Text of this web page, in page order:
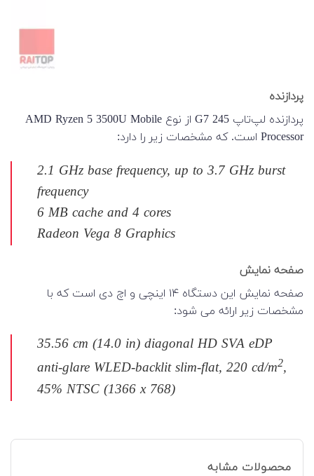
پردازنده
پردازنده لپ‌تاپ 245 G7 از نوع AMD Ryzen 5 3500U Mobile
Processor است. که مشخصات زیر را دارد:
2.1 GHz base frequency, up to 3.7 GHz burst
frequency
6 MB cache and 4 cores
Radeon Vega 8 Graphics
صفحه نمایش
صفحه نمایش این دستگاه ۱۴ اینچی و اچ دی است که با
مشخصات زیر ارائه می شود:
35.56 cm (14.0 in) diagonal HD SVA eDP
anti-glare WLED-backlit slim-flat, 220 cd/m2,
45% NTSC (1366 x 768)
محصولات مشابه